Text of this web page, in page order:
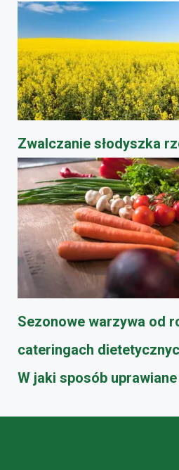
​Zwalczanie słodyszka
Sezonowe warzywa od
cateringach
W jaki sposób